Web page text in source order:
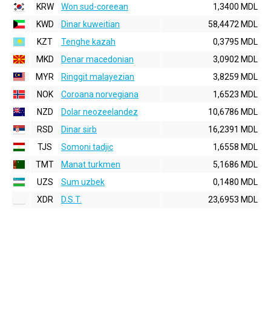
KRW
Won sud-coreean
1,3400 MDL
KWD
Dinar kuweitian
58,4472 MDL
KZT
Tenghe kazah
0,3795 MDL
MKD
Denar macedonian
3,0902 MDL
MYR
Ringgit malayezian
3,8259 MDL
NOK
Coroana norvegiana
1,6523 MDL
NZD
Dolar neozeelandez
10,6786 MDL
RSD
Dinar sirb
16,2391 MDL
TJS
Somoni tadjic
1,6558 MDL
TMT
Manat turkmen
5,1686 MDL
UZS
Sum uzbek
0,1480 MDL
XDR
D.S.T. 23,6953 MDL